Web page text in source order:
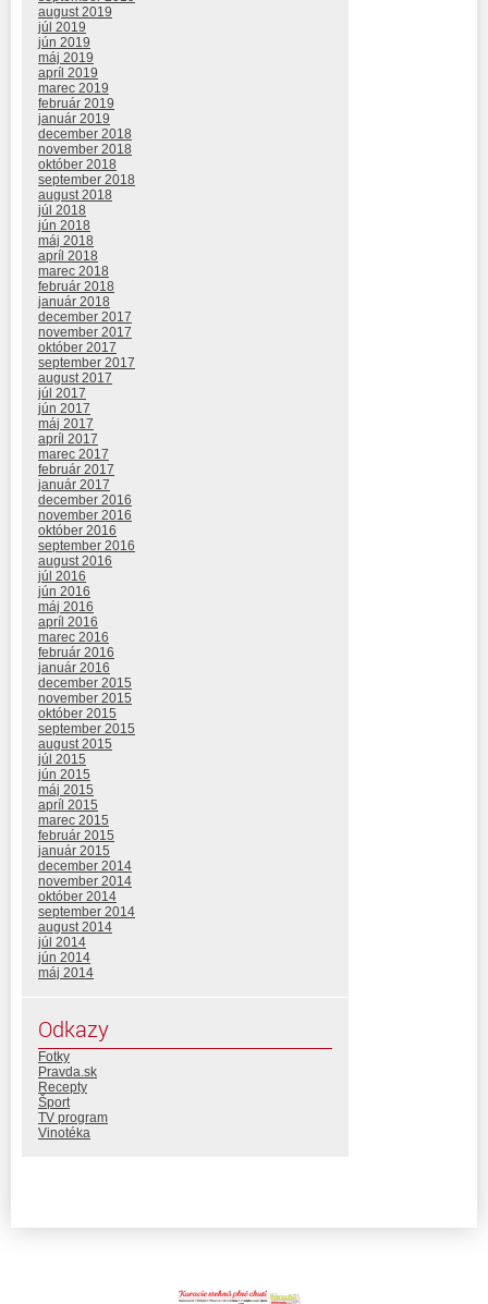
august 2019
júl 2019
jún 2019
máj 2019
apríl 2019
marec 2019
február 2019
január 2019
december 2018
november 2018
október 2018
september 2018
august 2018
júl 2018
jún 2018
máj 2018
apríl 2018
marec 2018
február 2018
január 2018
december 2017
november 2017
október 2017
september 2017
august 2017
júl 2017
jún 2017
máj 2017
apríl 2017
marec 2017
február 2017
január 2017
december 2016
november 2016
október 2016
september 2016
august 2016
júl 2016
jún 2016
máj 2016
apríl 2016
marec 2016
február 2016
január 2016
december 2015
november 2015
október 2015
september 2015
august 2015
júl 2015
jún 2015
máj 2015
apríl 2015
marec 2015
február 2015
január 2015
december 2014
november 2014
október 2014
september 2014
august 2014
júl 2014
jún 2014
máj 2014
Odkazy
Fotky
Pravda.sk
Recepty
Šport
TV program
Vinotéka